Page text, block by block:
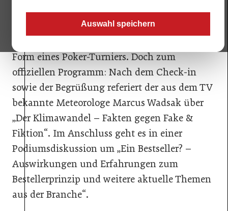
Auswahl speichern
Bühne – und zwar in Kärnten, konkret im
Casino Velden. Besser gesagt erfolgt der
Form eines Poker-Turniers. Doch zum
offiziellen Programm: Nach dem Check-in
sowie der Begrüßung referiert der aus dem TV
bekannte Meteorologe Marcus Wadsak über
„Der Klimawandel – Fakten gegen Fake &
Fiktion“. Im Anschluss geht es in einer
Podiumsdiskussion um „Ein Bestseller? –
Auswirkungen und Erfahrungen zum
Bestellerprinzip und weitere aktuelle Themen
aus der Branche“.